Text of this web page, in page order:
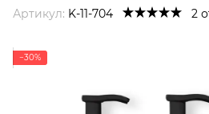
Артикул: K-11-704 2
−30%